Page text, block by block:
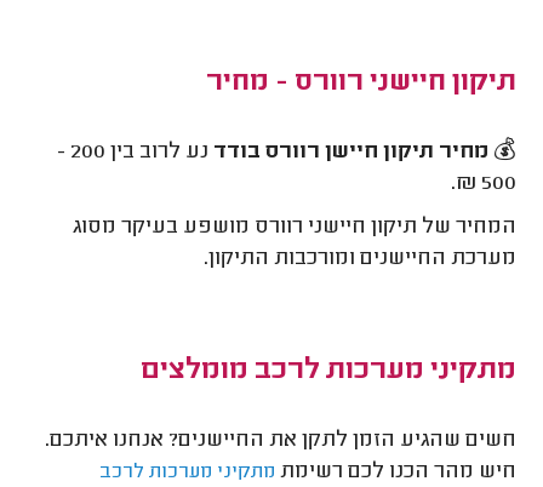
תיקון חיישני רוורס - מחיר
💰 מחיר תיקון חיישן רוורס בודד
נע לרוב בין 200 -
500 ₪.
המחיר של תיקון חיישני רוורס מושפע בעיקר מסוג
מערכת החיישנים ומורכבות התיקון.
מתקיני מערכות לרכב מומלצים
חשים שהגיע הזמן לתקן את החיישנים? אנחנו איתכם.
חיש מהר הכנו לכם רשימת מתקיני מערכות לרכב